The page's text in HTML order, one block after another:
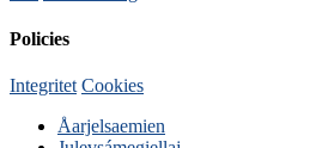
Policies
Integritet Cookies
Åarjelsaemien